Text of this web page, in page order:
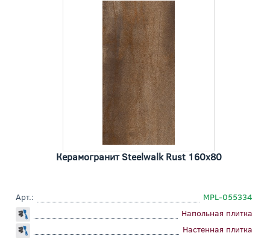
Керамогранит Steelwalk Rust 160x80
Арт.:
MPL-055334
Напольная плитка
Настенная плитка